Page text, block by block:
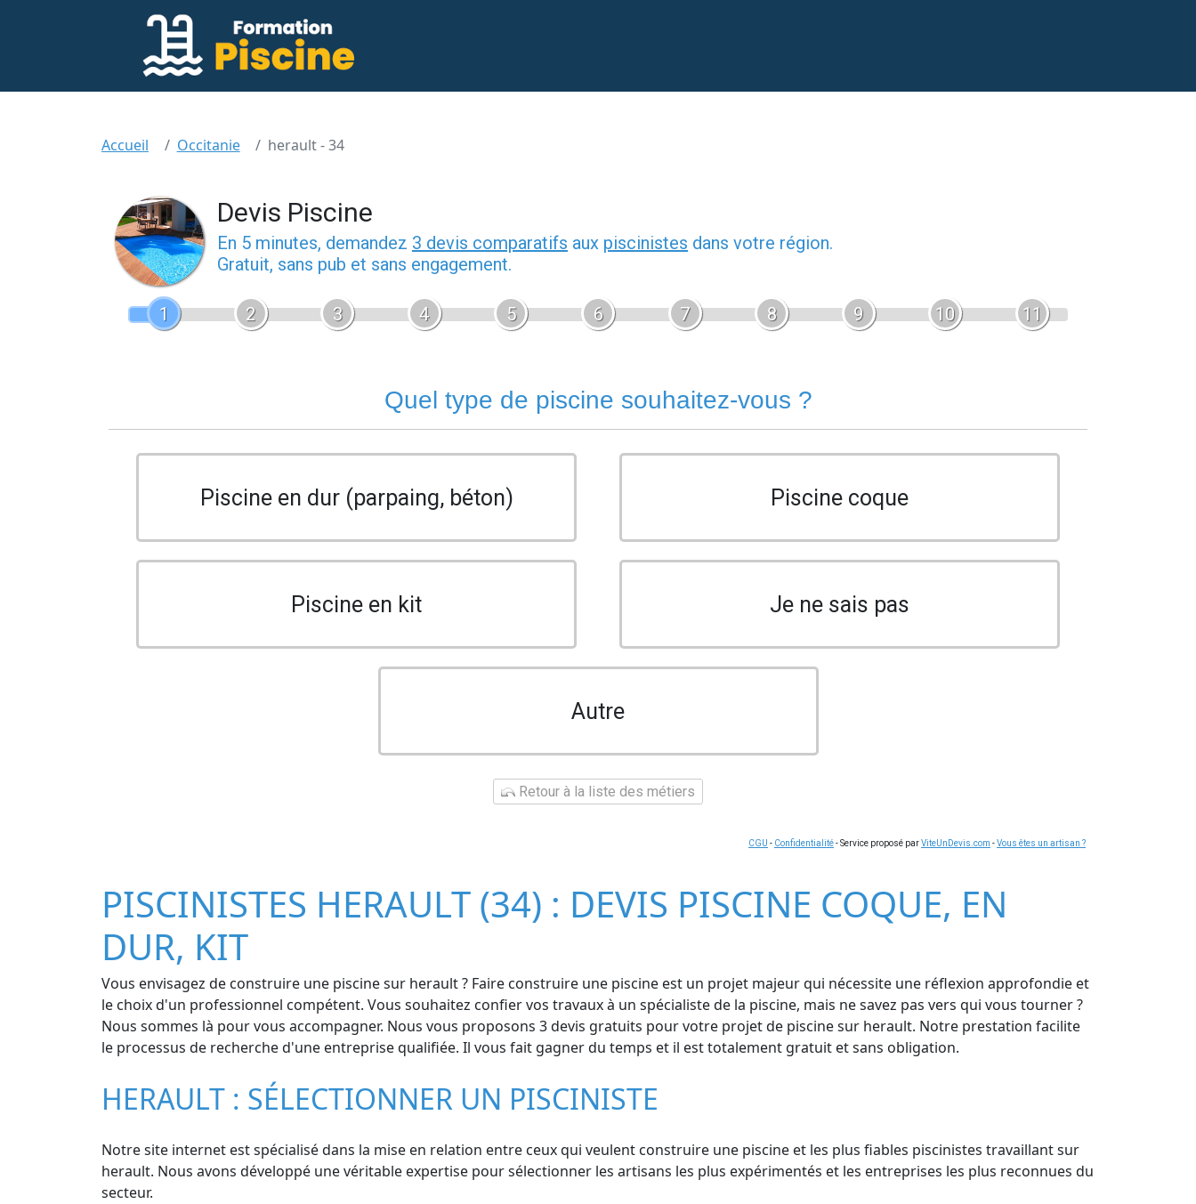
Accueil Occitanie herault - 34
Devis Piscine
En 5 minutes, demandez 3 devis comparatifs aux piscinistes dans votre région.
Gratuit, sans pub et sans engagement.
1 2 3 4 5 6 7 8 9 10 11
Quel type de piscine souhaitez-vous ?
Piscine en dur (parpaing, béton) Piscine coque
Piscine en kit Je ne sais pas
Autre
Retour à la liste des métiers
CGU - Confidentialité- Service proposé parViteUnDevis.com -Vous êtes un artisan ?
PISCINISTES HERAULT (34) : DEVIS PISCINE COQUE, EN
DUR, KIT
Vous envisagez de construire une piscine sur herault ? Faire construire une piscine est un projet majeur qui nécessite une réflexion approfondie et
le choix d'un professionnel compétent. Vous souhaitez confier vos travaux à un spécialiste de la piscine, mais ne savez pas vers qui vous tourner ?
Nous sommes là pour vous accompagner. Nous vous proposons 3 devis gratuits pour votre projet de piscine sur herault. Notre prestation facilite
le processus de recherche d'une entreprise qualifiée. Il vous fait gagner du temps et il est totalement gratuit et sans obligation.
HERAULT : SÉLECTIONNER UN PISCINISTE
Notre site internet est spécialisé dans la mise en relation entre ceux qui veulent construire une piscine et les plus fiables piscinistes travaillant sur
herault. Nous avons développé une véritable expertise pour sélectionner les artisans les plus expérimentés et les entreprises les plus reconnues du
secteur.